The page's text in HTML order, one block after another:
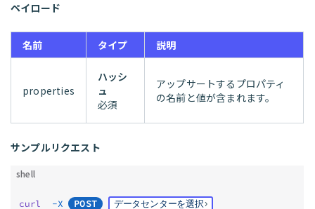
ペイロード
名前 タイプ 説明
properties
ハッシ
ュ
必須
アップサートするプロパティ
の名前と値が含まれます。
サンプルリクエスト
shell
curl
  -X
POST
データセンターを選択